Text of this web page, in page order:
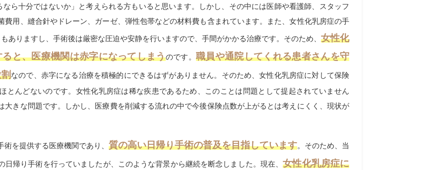
なら十分ではないか」と考えられる方もいると思います。しかし、その中には医師や看護師、スタッフ
費用、縫合針やドレーン、ガーゼ、弾性包帯などの材料費も含まれています。また、女性化乳房症の手
ありますし、手術後は厳密な圧迫や安静を行いますので、手間がかかる治療です。そのため、 女性化
と、医療機関は赤字になってしまうのです。職員や通院してくれる患者さんを守
なので、赤字になる治療を積極的にできるはずがありません。そのため、女性化乳房症に対して保険
とんどないのです。女性化乳房症は稀な疾患であるため、このことは問題として提起されていません
大きな問題です。しかし、医療費を削減する流れの中で今後保険点数が上がるとは考えにくく、現状が
を提供する医療機関であり、 質の高い日帰り手術の普及を目指しています。そのため、当
日帰り手術を行っていましたが、このような背景から継続を断念しました。現在、女性化乳房症に